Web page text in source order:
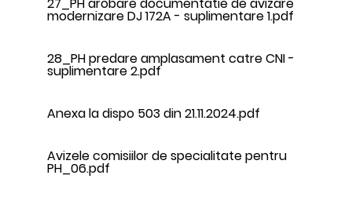
modernizare DJ 172A - suplimentare 1.pdf
28_PH predare amplasament catre CNI -
suplimentare 2.pdf
Anexa la dispo 503 din 21.11.2024.pdf
Avizele comisiilor de specialitate pentru
PH_06.pdf